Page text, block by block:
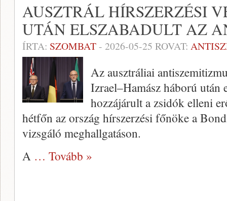
AUSZTRÁL HÍRSZERZÉSI
UTÁN ELSZABADULT AZ
ÍRTA: SZOMBAT- 2026-05-25 ROVAT:
Az ausztráliai
Izrael–Hamász háború
hozzájárult a zsidók elleni
hétfőn az ország hírszerzési főnöke a
vizsgáló meghallgatáson.
A … Tovább »